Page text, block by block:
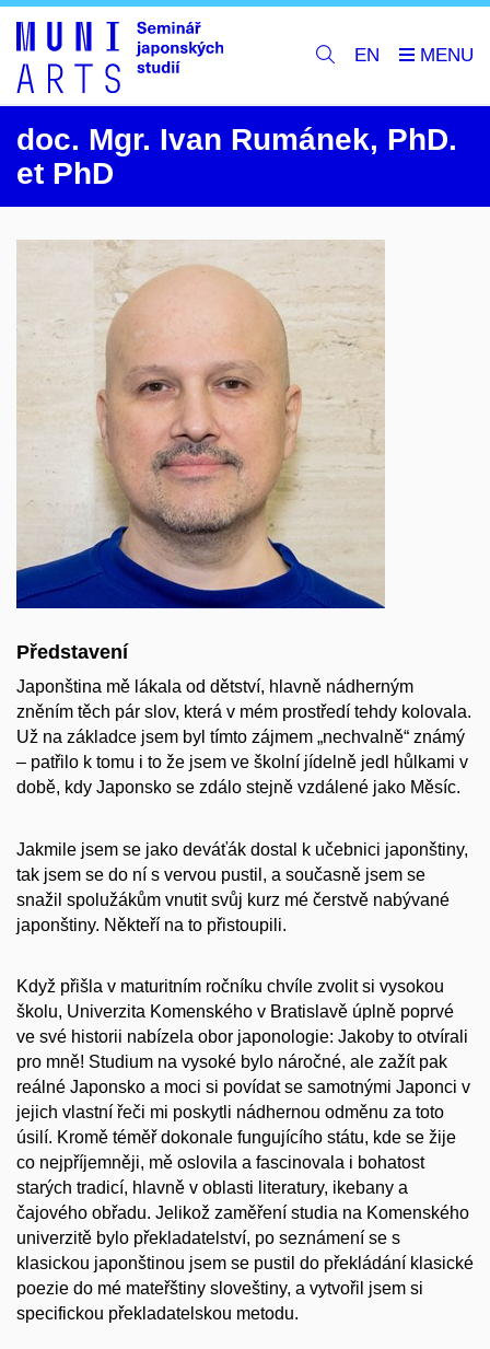
EN
doc. Mgr. Ivan Rumánek, PhD.
et PhD
Představení
Japonština mě lákala od dětství, hlavně nádherným
zněním těch pár slov, která v mém prostředí tehdy kolovala.
Už na základce jsem byl tímto zájmem „nechvalně“ známý
– patřilo k tomu i to že jsem ve školní jídelně jedl hůlkami v
době, kdy Japonsko se zdálo stejně vzdálené jako Měsíc.
Jakmile jsem se jako deváťák dostal k učebnici japonštiny,
tak jsem se do ní s vervou pustil, a současně jsem se
snažil spolužákům vnutit svůj kurz mé čerstvě nabývané
japonštiny. Někteří na to přistoupili.
Když přišla v maturitním ročníku chvíle zvolit si vysokou
školu, Univerzita Komenského v Bratislavě úplně poprvé
ve své historii nabízela obor japonologie: Jakoby to otvírali
pro mně! Studium na vysoké bylo náročné, ale zažít pak
reálné Japonsko a moci si povídat se samotnými Japonci v
jejich vlastní řeči mi poskytli nádhernou odměnu za toto
úsilí. Kromě téměř dokonale fungujícího státu, kde se žije
co nejpříjemněji, mě oslovila a fascinovala i bohatost
starých tradicí, hlavně v oblasti literatury, ikebany a
čajového obřadu. Jelikož zaměření studia na Komenského
univerzitě bylo překladatelství, po seznámení se s
klasickou japonštinou jsem se pustil do překládání klasické
poezie do mé mateřštiny sloveštiny, a vytvořil jsem si
specifickou překladatelskou metodu.